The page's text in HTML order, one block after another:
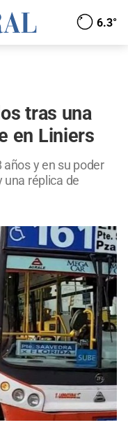
6.3°
tras una
en Liniers
y en su poder
una réplica de